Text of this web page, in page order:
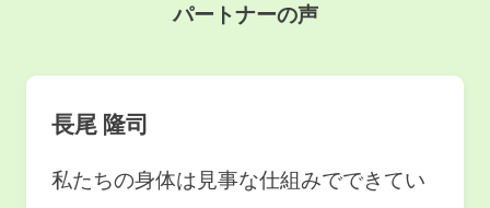
パートナーの声
長尾 隆司
私たちの身体は見事な仕組みでできてい